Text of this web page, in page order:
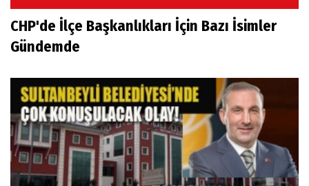
CHP'de İlçe Başkanlıkları İçin Bazı İsimler
Gündemde